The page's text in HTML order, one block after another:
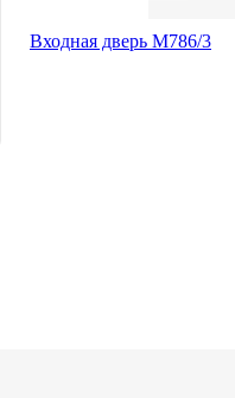
Входная дверь М786/3